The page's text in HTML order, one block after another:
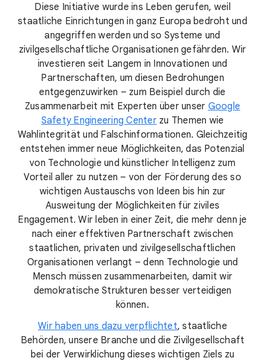
Diese Initiative wurde ins Leben gerufen, weil
staatliche Einrichtungen in ganz Europa bedroht und
angegriffen werden und so Systeme und
zivilgesellschaftliche Organisationen gefährden. Wir
investieren seit Langem in Innovationen und
Partnerschaften, um diesen Bedrohungen
entgegenzuwirken – zum Beispiel durch die
Zusammenarbeit mit Experten über unser Google
Safety Engineering Centerzu Themen wie
Wahlintegrität und Falschinformationen. Gleichzeitig
entstehen immer neue Möglichkeiten, das Potenzial
von Technologie und künstlicher Intelligenz zum
Vorteil aller zu nutzen – von der Förderung des so
wichtigen Austauschs von Ideen bis hin zur
Ausweitung der Möglichkeiten für ziviles
Engagement. Wir leben in einer Zeit, die mehr denn je
nach einer effektiven Partnerschaft zwischen
staatlichen, privaten und zivilgesellschaftlichen
Organisationen verlangt – denn Technologie und
Mensch müssen zusammenarbeiten, damit wir
demokratische Strukturen besser verteidigen
können.
Wir haben uns dazu verpflichtet, staatliche
Behörden, unsere Branche und die Zivilgesellschaft
bei der Verwirklichung dieses wichtigen Ziels zu